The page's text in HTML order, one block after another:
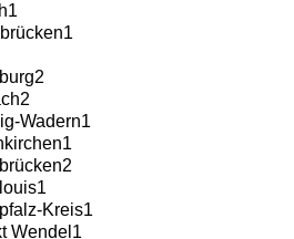
1
1
2
2
Wadern1
1
2
1
Kreis1
Wendel 1